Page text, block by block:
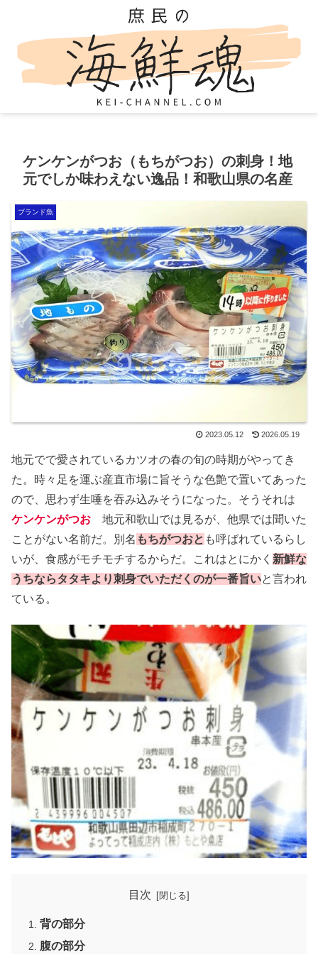
ケンケンがつお（もちがつお）の刺身！地
元でしか味わえない逸品！和歌山県の名産
ブランド魚
2023.05.12 2026.05.19
地元でで愛されているカツオの春の旬の時期がやってき
た。時々足を運ぶ産直市場に旨そうな色艶で置いてあった
ので、思わず生唾を吞み込みそうになった。そうそれは
ケンケンがつお
地元和歌山では見るが、他県では聞いた
ことがない名前だ。別名 もちがつおと も呼ばれているらし
いが、食感がモチモチするからだ。これはとにかく 新鮮な
うちならタタキより刺身でいただくのが一番旨いと言われ
ている。
目次
背の部分
腹の部分